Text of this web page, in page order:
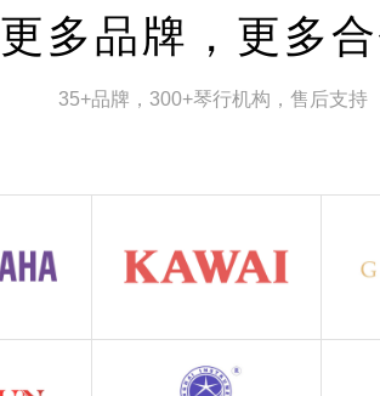
更多品牌，更多
35+品牌，300+琴行机构，售后支持